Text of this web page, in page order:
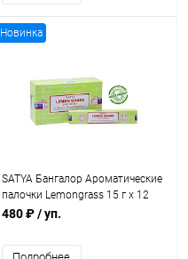
Новинка
SATYA Бангалор Ароматические
палочки Lemongrass 15 г х 12
уп.
480 ₽/ уп.